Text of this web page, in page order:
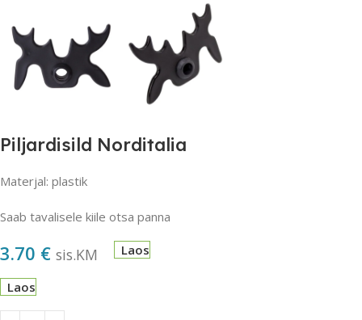
Piljardisild Norditalia
Materjal: plastik
Saab tavalisele kiile otsa panna
3.70 € sis.KM Laos
Laos